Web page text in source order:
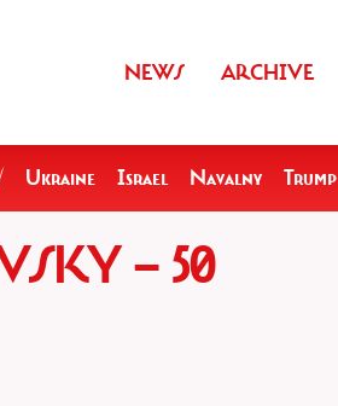
NEWS ARCHIVE
Ukraine Israel Navalny Trump
— 50